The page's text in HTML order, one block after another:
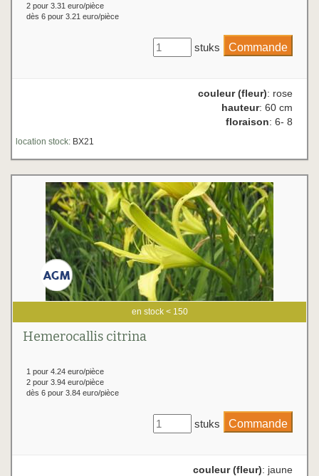
2 pour 3.31 euro/pièce
dès 6 pour 3.21 euro/pièce
stuks
couleur (fleur): rose
hauteur: 60 cm
floraison: 6- 8
location stock: BX21
en stock < 150
Hemerocallis citrina
1 pour 4.24 euro/pièce
2 pour 3.94 euro/pièce
dès 6 pour 3.84 euro/pièce
stuks
couleur (fleur): jaune